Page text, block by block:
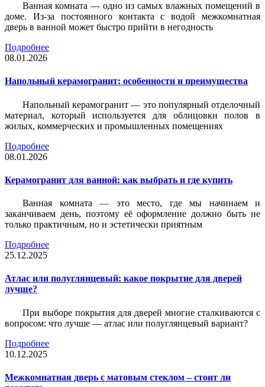
Ванная комната — одно из самых влажных помещений в
доме. Из-за постоянного контакта с водой межкомнатная
дверь в ванной может быстро прийти в негодность
Подробнее
08.01.2026
Напольный керамогранит: особенности и преимущества
Напольный керамогранит — это популярный отделочный
материал, который используется для облицовки полов в
жилых, коммерческих и промышленных помещениях
Подробнее
08.01.2026
Керамогранит для ванной: как выбрать и где купить
Ванная комната — это место, где мы начинаем и
заканчиваем день, поэтому её оформление должно быть не
только практичным, но и эстетически приятным
Подробнее
25.12.2025
Атлас или полуглянцевый: какое покрытие для дверей
лучше?
При выборе покрытия для дверей многие сталкиваются с
вопросом: что лучше — атлас или полуглянцевый вариант?
Подробнее
10.12.2025
Межкомнатная дверь с матовым стеклом – стоит ли